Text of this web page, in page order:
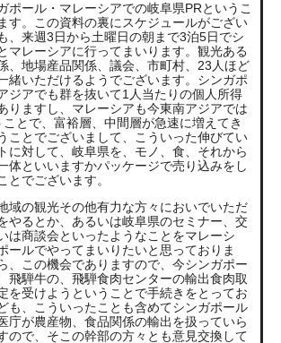
ポール・マレーシアでの岐阜県PRというこ
す。この資料の裏にスケジュールがござい
、来週3日から土曜日の朝まで3泊5日でシ
マレーシアに行ってまいります。観光ある
、地場産品関係、議会、市町村、23人ほど
緒いただけるようでございます。シンガポ
ジアでも群を抜いて1人当たりの個人所得
りますし、マレーシアも今東南アジアでは
とで、富裕層、中間層が急速に増えてき
ことでございまして、こういった伸びてい
に対して、岐阜県を、モノ、食、それから
体といいますかパッケージで売り込みをし
とでございます。
域の観光その他有力な方々においでいただ
やるとか、あるいは岐阜県のセミナー、交
は商談会といったようなことをマレーシ
ールでやってまいりたいと思っておりま
、この機会でありますので、今シンガポー
飛騨牛の、飛騨食肉センターの輸出食肉取
を受けようということで手続きをとってお
も、こういったことも含めてシンガポール
庁が農産物、食品関係の輸出を扱っていら
ので、そこの幹部の方々とも意見交換して